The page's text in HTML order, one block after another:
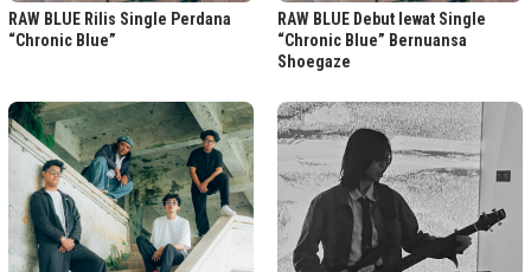
RAW BLUE Rilis Single Perdana
“Chronic Blue”
RAW BLUE Debut lewat Single
“Chronic Blue” Bernuansa
Shoegaze